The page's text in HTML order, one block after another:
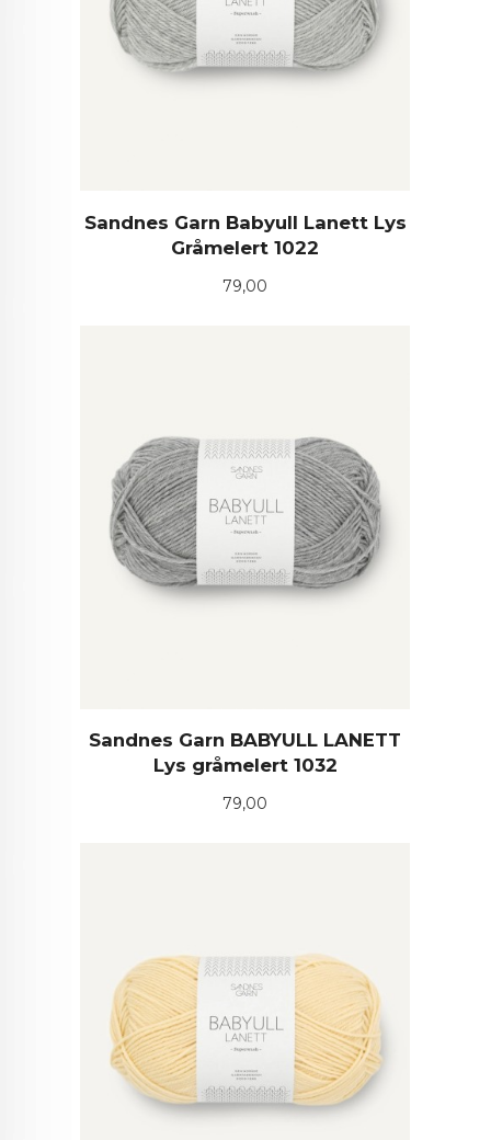
Sandnes Garn Babyull Lanett Lys
Gråmelert 1022
Pris
79,00
Sandnes Garn BABYULL LANETT
Lys gråmelert 1032
Pris
79,00